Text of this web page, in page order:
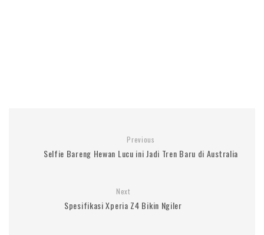
Previous
Selfie Bareng Hewan Lucu ini Jadi Tren Baru di Australia
Next
Spesifikasi Xperia Z4 Bikin Ngiler